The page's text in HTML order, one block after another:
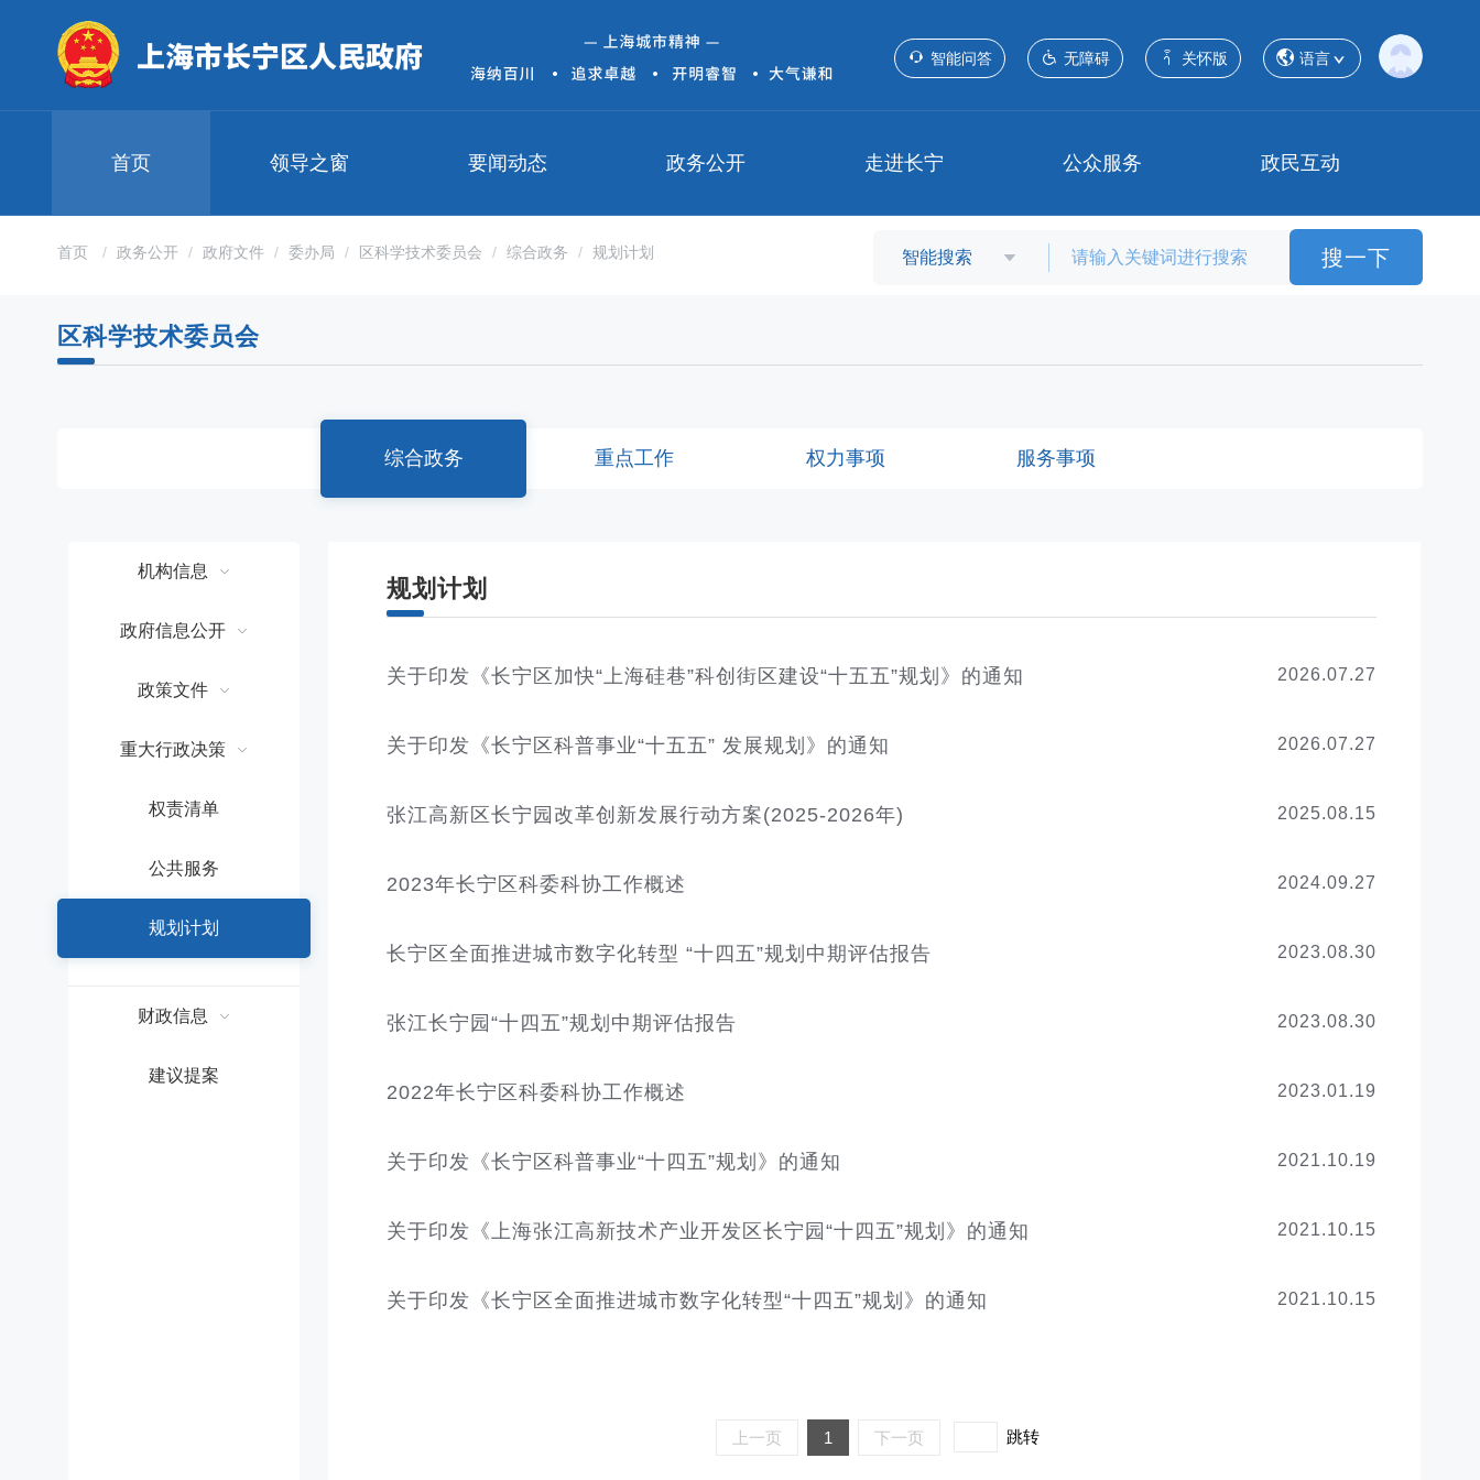
到
智能问答 无障碍 关怀版 语言
首页 领导之窗 要闻动态 政务公开 走进长宁 公众服务 政民互动
首页 政务公开 政府文件 委办局 区科学技术委员会 综合政务 规划计划 搜一下
区科学技术委员会
综合政务 重点工作 权力事项 服务事项
机构信息
政府信息公开
政策文件
重大行政决策
权责清单
公共服务
规划计划
财政信息
建议提案
规划计划
关于印发《长宁区加快“上海硅巷”科创街区建设“十五五”规划》的通知 2026.07.27
关于印发《长宁区科普事业“十五五” 发展规划》的通知 2026.07.27
张江高新区长宁园改革创新发展行动方案(2025-2026年) 2025.08.15
2023年长宁区科委科协工作概述 2024.09.27
长宁区全面推进城市数字化转型 “十四五”规划中期评估报告 2023.08.30
张江长宁园“十四五”规划中期评估报告 2023.08.30
2022年长宁区科委科协工作概述 2023.01.19
关于印发《长宁区科普事业“十四五”规划》的通知 2021.10.19
关于印发《上海张江高新技术产业开发区长宁园“十四五”规划》的通知 2021.10.15
关于印发《长宁区全面推进城市数字化转型“十四五”规划》的通知 2021.10.15
上一页 1 下一页 跳转